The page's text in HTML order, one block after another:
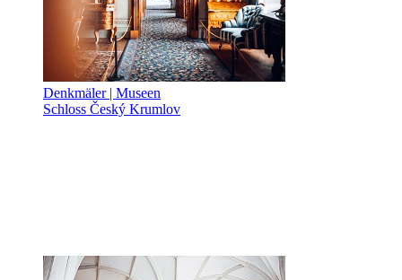
Denkmäler | Museen
Schloss Český Krumlov